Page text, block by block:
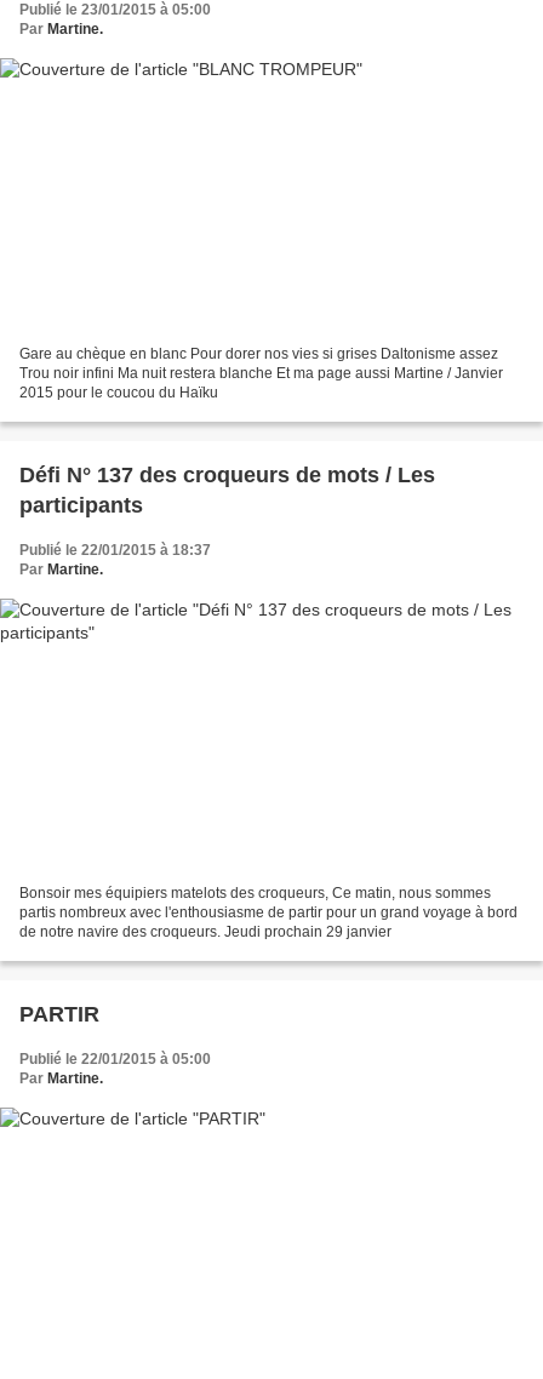
Publié le 23/01/2015 à 05:00
Par Martine.
Gare au chèque en blanc Pour dorer nos vies si grises Daltonisme assez
Trou noir infini Ma nuit restera blanche Et ma page aussi Martine / Janvier
2015 pour le coucou du Haïku
Défi N° 137 des croqueurs de mots / Les
participants
Publié le 22/01/2015 à 18:37
Par Martine.
Bonsoir mes équipiers matelots des croqueurs, Ce matin, nous sommes
partis nombreux avec l'enthousiasme de partir pour un grand voyage à bord
de notre navire des croqueurs. Jeudi prochain 29 janvier
PARTIR
Publié le 22/01/2015 à 05:00
Par Martine.